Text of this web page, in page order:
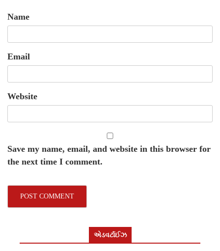
Name
Email
Website
Save my name, email, and website in this browser for
the next time I comment.
એડવર્ટાઈઝ